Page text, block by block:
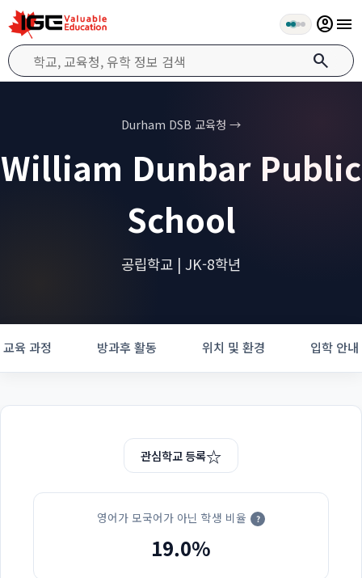
search
account_circlemenu
Durham DSB 교육청 →
William Dunbar Public
School
공립학교 | JK-8학년
교육 과정 방과후 활동 위치 및 환경 입학 안내
관심학교 등록☆
영어가 모국어가 아닌 학생 비율 ?
19.0%